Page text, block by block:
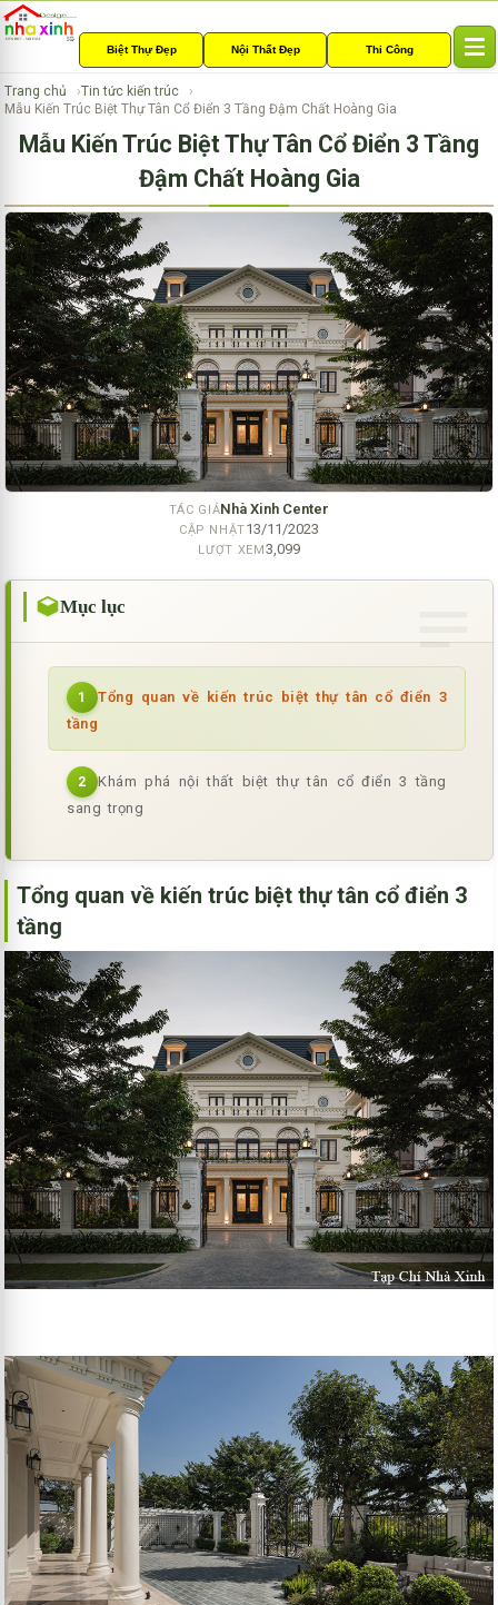
Biệt Thự Đẹp Nội Thất Đẹp Thi Công
l
a
v
i
g
a
t
i
o
n
Trang chủ
Tin tức kiến trúc
Mẫu Kiến Trúc Biệt Thự Tân Cổ Điển 3 Tầng Đậm Chất Hoàng Gia
Mẫu Kiến Trúc Biệt Thự Tân Cổ Điển 3 Tầng
Đậm Chất Hoàng Gia
TÁC GIẢNhà Xinh Center
CẬP NHẬT13/11/2023
LƯỢT XEM3,099
Mục lục
1
Tổng quan về kiến trúc biệt thự tân cổ điển 3
tầng
2
Khám phá nội thất biệt thự tân cổ điển 3 tầng
sang trọng
Tổng quan về kiến trúc biệt thự tân cổ điển 3
tầng